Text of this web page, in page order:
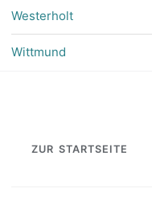
Westerholt
Wittmund
ZUR STARTSEITE